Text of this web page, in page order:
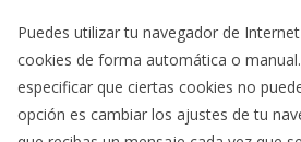
Puedes utilizar tu navegador de
cookies de forma automática o
especificar que ciertas cookies no
opción es cambiar los ajustes de tu